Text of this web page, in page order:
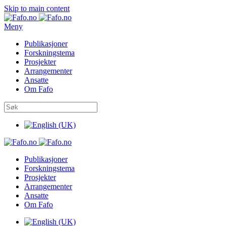
Skip to main content
Meny
Publikasjoner
Forskningstema
Prosjekter
Arrangementer
Ansatte
Om Fafo
Publikasjoner
Forskningstema
Prosjekter
Arrangementer
Ansatte
Om Fafo